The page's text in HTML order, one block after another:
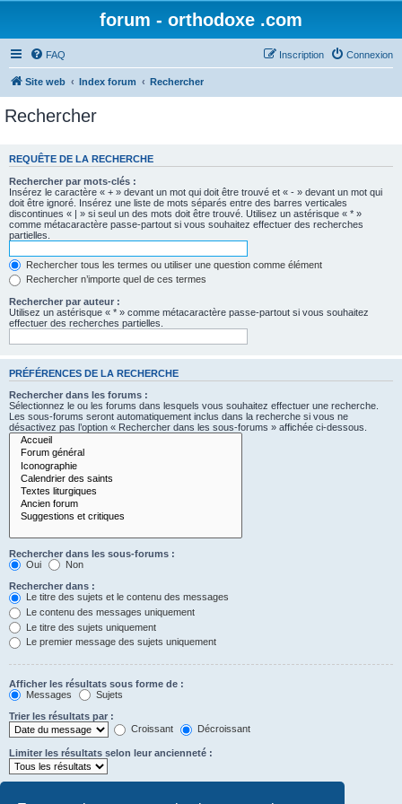
forum - orthodoxe .com
FAQ Connexion
Inscription
Site web Index forum Rechercher
Rechercher
REQUÊTE DE LA RECHERCHE
Rechercher par mots-clés :
Insérez le caractère « + » devant un mot qui doit être trouvé et « - » devant un mot qui
doit être ignoré. Insérez une liste de mots séparés entre des barres verticales
discontinues « | » si seul un des mots doit être trouvé. Utilisez un astérisque « * »
comme métacaractère passe-partout si vous souhaitez effectuer des recherches
partielles.
Rechercher tous les termes ou utiliser une question comme élément
Rechercher n’importe quel de ces termes
Rechercher par auteur :
Utilisez un astérisque « * » comme métacaractère passe-partout si vous souhaitez
effectuer des recherches partielles.
PRÉFÉRENCES DE LA RECHERCHE
Rechercher dans les forums :
Sélectionnez le ou les forums dans lesquels vous souhaitez effectuer une recherche.
Les sous-forums seront automatiquement inclus dans la recherche si vous ne
désactivez pas l’option « Rechercher dans les sous-forums » affichée ci-dessous.
Rechercher dans les sous-forums :
Oui
Non
Rechercher dans :
Le titre des sujets et le contenu des messages
Le contenu des messages uniquement
Le titre des sujets uniquement
Le premier message des sujets uniquement
Afficher les résultats sous forme de :
Messages
Sujets
Trier les résultats par :
Croissant
Décroissant
Limiter les résultats selon leur ancienneté :